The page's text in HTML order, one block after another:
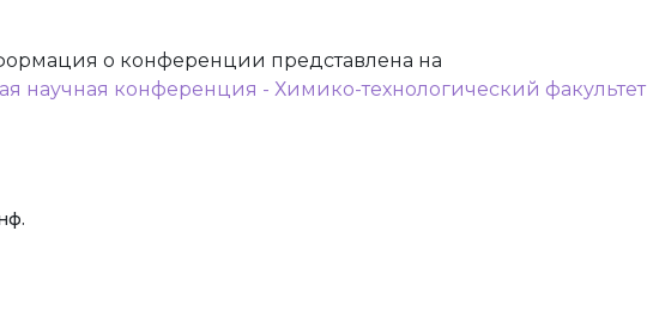
о конференции представлена на
научная конференция - Химико-технологический факультет